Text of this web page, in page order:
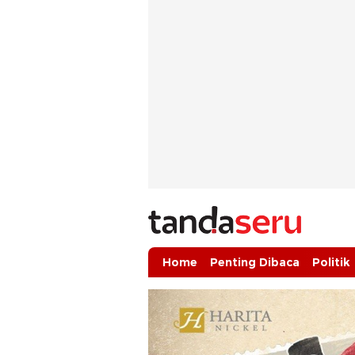
tandaseru.com | Penting Dibaca
tandaseru.com
Home Penting Dibaca Politik